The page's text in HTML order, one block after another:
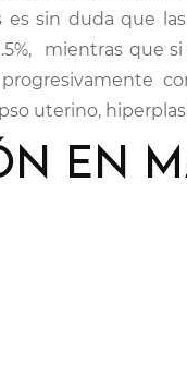
sin duda que
mientras que
uterino,
EN